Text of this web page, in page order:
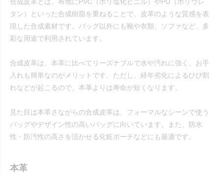
合成皮革とは、布地にPVC（ポリ塩化ビニル）やPU（ポリウレ
タン）といった合成樹脂を重ねることで、皮革のような質感を表
現した合成素材です。バッグ以外にも靴や衣類、ソファなど、多
彩な用途で利用されています。
合成皮革は、本革に比べてリーズナブルで水や汚れに強く、お手
入れも簡単なのがメリットです。ただし、経年劣化によるひび割
れなどが起こるので、本革よりは寿命が短くなります。
見た目は本革さながらの合成皮革は、フォーマルなシーンで使う
バッグやデザイン性の高いバッグに向いています。また、防水
性・防汚性の高さを活かせる化粧ポーチなどにも最適です。
本革